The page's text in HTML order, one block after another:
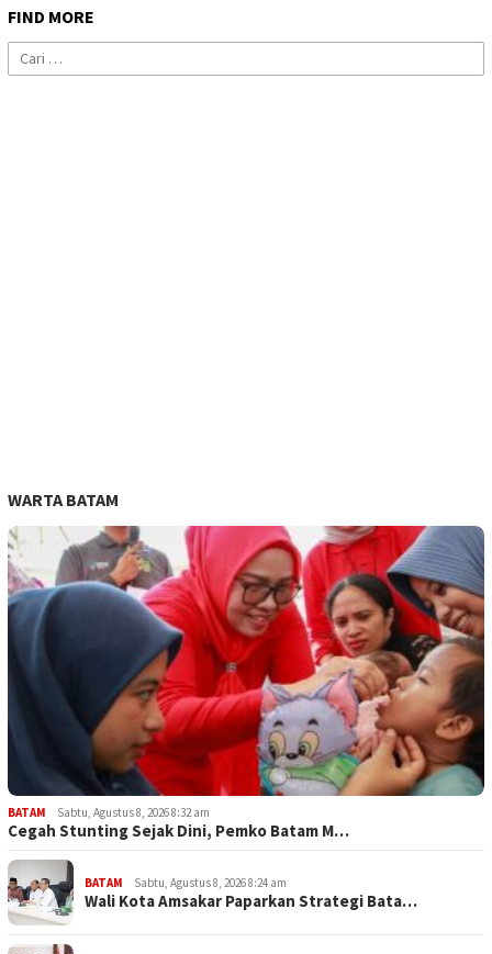
FIND MORE
Cari
untuk:
WARTA BATAM
BATAM Sabtu, Agustus 8, 2026 8:32 am
Cegah Stunting Sejak Dini, Pemko Batam M…
BATAM Sabtu, Agustus 8, 2026 8:24 am
Wali Kota Amsakar Paparkan Strategi Bata…